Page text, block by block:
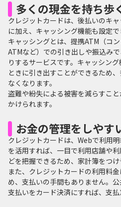
多くの現金を持ち歩
クレジットカードは、後払いのキ
に加え、キャッシング機能も設定で
キャッシングとは、提携ATM（コ
ATMなど）での引き出しや振込み
りするサービスです。キャッシン
ときに引き出すことができるため
なくなります。
盗難や紛失による被害を減らすこ
かけられます。
お金の管理をしやす
クレジットカードは、Webで利用
を活用すれば、一目で利用店舗や
どを把握できるため、家計簿をつけ
また、クレジットカードの利用料
め、支払いの手間もありません。
支払いをカード決済にすれば、支払